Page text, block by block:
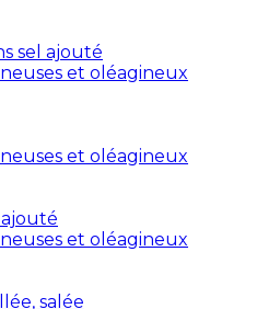
sel ajouté
et oléagineux
et oléagineux
ajouté
et oléagineux
salée